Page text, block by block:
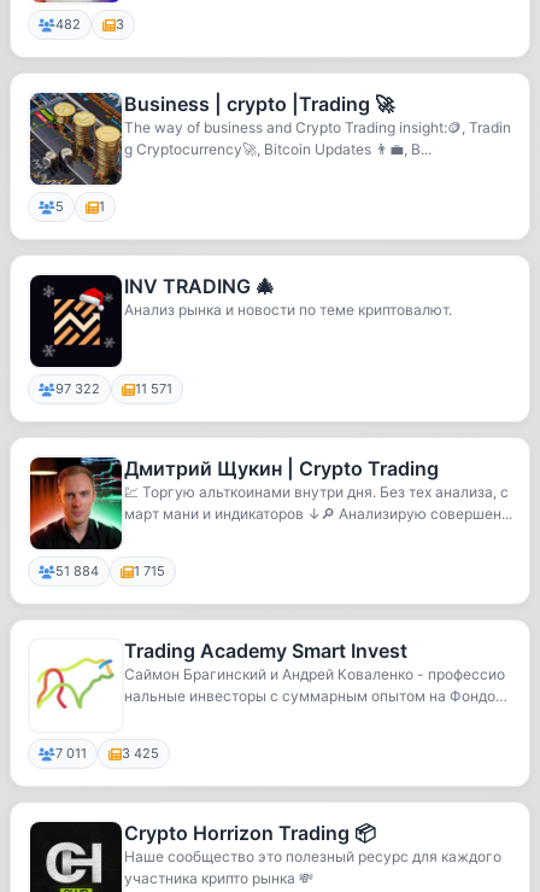
482 3
Business | crypto |Trading 🚀
The way of business and Crypto Trading insight:🪙, Tradin
g Cryptocurrency🚀, Bitcoin Updates 👨‍💼, B...
5 1
INV TRADING 🎄
Анализ рынка и новости по теме криптовалют.
97 322 11 571
Дмитрий Щукин | Crypto Trading
💹 Торгую альткоинами внутри дня. Без тех анализа, с
март мани и индикаторов ↓🔎 Анализирую совершен...
51 884 1 715
Trading Academy Smart Invest
Саймон Брагинский и Андрей Коваленко - профессио
нальные инвесторы с суммарным опытом на Фондово
7 011 3 425
Crypto Horrizon Trading 📦
Наше сообщество это полезный ресурс для каждого
участника крипто рынка 💸